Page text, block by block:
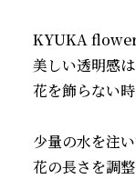
KYUKA flower
美しい透明感
花を飾らない
少量の水を注
花の長さを調